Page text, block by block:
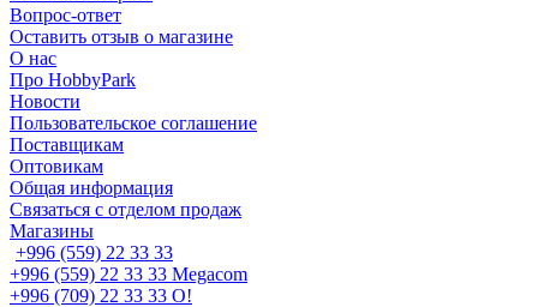
Вопрос-ответ
Оставить отзыв о магазине
О нас
Про HobbyPark
Новости
Пользовательское соглашение
Поставщикам
Оптовикам
Общая информация
Связаться с отделом продаж
Магазины
+996 (559) 22 33 33
+996 (559) 22 33 33 Megacom
+996 (709) 22 33 33 O!